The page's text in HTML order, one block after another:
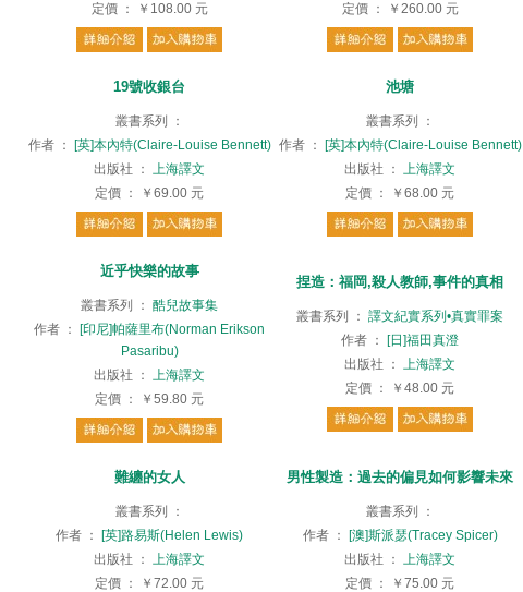
定價
： ￥108.00 元
定價
： ￥260.00 元
19號收銀台
叢書系列
：
作者
：
[英]本內特(Claire-Louise Bennett)
出版社
： 上海譯文
定價 ： ￥69.00 元
池塘
叢書系列
：
作者
：
[英]本內特(Claire-Louise Bennett)
出版社
： 上海譯文
定價 ： ￥68.00 元
近乎快樂的故事
叢書系列 ： 酷兒故事集
作者 ：
[印尼]帕薩里布(Norman Erikson
Pasaribu)
出版社
： 上海譯文
定價 ： ￥59.80 元
捏造：福岡,殺人教師,事件的真相
叢書系列 ： 譯文紀實系列•真實罪案
作者 ：
[日]福田真澄
出版社
： 上海譯文
定價 ： ￥48.00 元
難纏的女人
叢書系列
：
作者 ：
[英]路易斯(Helen Lewis)
出版社
： 上海譯文
定價 ： ￥72.00 元
男性製造：過去的偏見如何影響未來
叢書系列
：
作者
：
[澳]斯派瑟(Tracey Spicer)
出版社
： 上海譯文
定價 ： ￥75.00 元